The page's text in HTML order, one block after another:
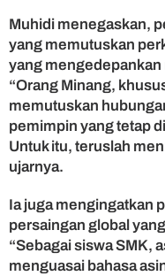
h
l
a
k
d
a
n
K
p
e
t
i
Muhidi menegaskan,
yang memutuskan
yang mengedepankan
“Orang Minang,
memutuskan
pemimpin yang tetap
Untuk itu, teruslah
ujarnya.
Ia juga mengingatkan
persaingan global
“Sebagai siswa SMK,
menguasai bahasa